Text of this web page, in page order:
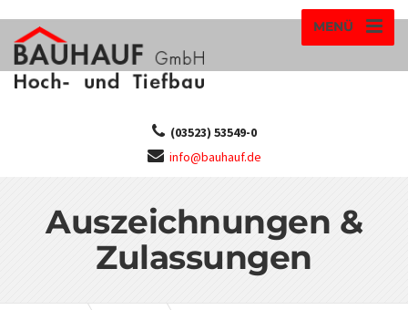
MENÜ
(03523) 53549-0
info@bauhauf.de
Auszeichnungen &
Zulassungen